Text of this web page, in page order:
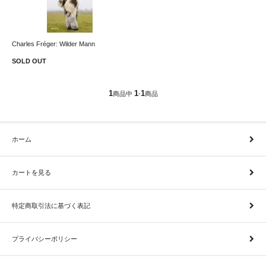
Charles Fréger: Wilder Mann
SOLD OUT
1商品中 1-1商品
ホーム
カートを見る
特定商取引法に基づく表記
プライバシーポリシー